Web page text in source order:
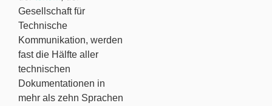
Gesellschaft für
Technische
Kommunikation, werden
fast die Hälfte aller
technischen
Dokumentationen in
mehr als zehn Sprachen